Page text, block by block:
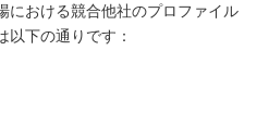
における競合他社のプロファイル
以下の通りです：